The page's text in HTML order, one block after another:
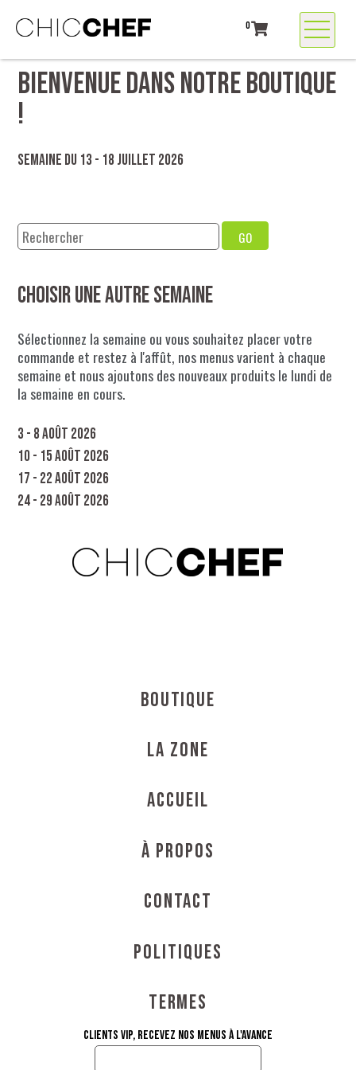
0
BIENVENUE DANS NOTRE BOUTIQUE
!
Semaine du 13 - 18 juillet 2026
GO
Choisir une autre semaine
Sélectionnez la semaine ou vous souhaitez placer votre
commande et restez à l'affût, nos menus varient à chaque
semaine et nous ajoutons des nouveaux produits le lundi de
la semaine en cours.
3 - 8 août 2026
10 - 15 août 2026
17 - 22 août 2026
24 - 29 août 2026
Boutique
La Zone
Accueil
À propos
Contact
Politiques
Termes
Clients VIP, recevez nos menus à l'avance